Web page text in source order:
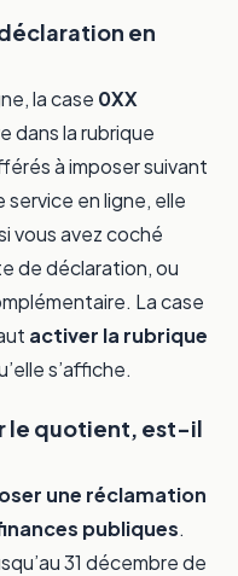
en
la case 0XX
dans la rubrique
à imposer suivant
en ligne, elle
vous avez coché
de déclaration, ou
La case
activer la rubrique
s’affiche.
le quotient, est-il
une réclamation
publiques.
31 décembre de